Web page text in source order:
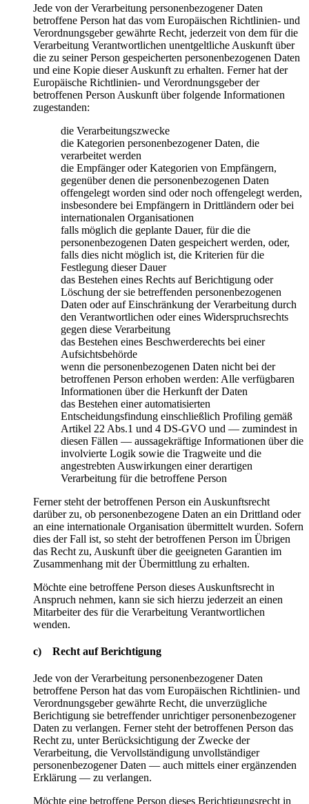
Jede von der Verarbeitung personenbezogener Daten
betroffene Person hat das vom Europäischen Richtlinien- und
Verordnungsgeber gewährte Recht, jederzeit von dem für die
Verarbeitung Verantwortlichen unentgeltliche Auskunft über
die zu seiner Person gespeicherten personenbezogenen Daten
und eine Kopie dieser Auskunft zu erhalten. Ferner hat der
Europäische Richtlinien- und Verordnungsgeber der
betroffenen Person Auskunft über folgende Informationen
zugestanden:
die Verarbeitungszwecke
die Kategorien personenbezogener Daten, die
verarbeitet werden
die Empfänger oder Kategorien von Empfängern,
gegenüber denen die personenbezogenen Daten
offengelegt worden sind oder noch offengelegt werden,
insbesondere bei Empfängern in Drittländern oder bei
internationalen Organisationen
falls möglich die geplante Dauer, für die die
personenbezogenen Daten gespeichert werden, oder,
falls dies nicht möglich ist, die Kriterien für die
Festlegung dieser Dauer
das Bestehen eines Rechts auf Berichtigung oder
Löschung der sie betreffenden personenbezogenen
Daten oder auf Einschränkung der Verarbeitung durch
den Verantwortlichen oder eines Widerspruchsrechts
gegen diese Verarbeitung
das Bestehen eines Beschwerderechts bei einer
Aufsichtsbehörde
wenn die personenbezogenen Daten nicht bei der
betroffenen Person erhoben werden: Alle verfügbaren
Informationen über die Herkunft der Daten
das Bestehen einer automatisierten
Entscheidungsfindung einschließlich Profiling gemäß
Artikel 22 Abs.1 und 4 DS-GVO und — zumindest in
diesen Fällen — aussagekräftige Informationen über die
involvierte Logik sowie die Tragweite und die
angestrebten Auswirkungen einer derartigen
Verarbeitung für die betroffene Person
Ferner steht der betroffenen Person ein Auskunftsrecht
darüber zu, ob personenbezogene Daten an ein Drittland oder
an eine internationale Organisation übermittelt wurden. Sofern
dies der Fall ist, so steht der betroffenen Person im Übrigen
das Recht zu, Auskunft über die geeigneten Garantien im
Zusammenhang mit der Übermittlung zu erhalten.
Möchte eine betroffene Person dieses Auskunftsrecht in
Anspruch nehmen, kann sie sich hierzu jederzeit an einen
Mitarbeiter des für die Verarbeitung Verantwortlichen
wenden.
c) Recht auf Berichtigung
Jede von der Verarbeitung personenbezogener Daten
betroffene Person hat das vom Europäischen Richtlinien- und
Verordnungsgeber gewährte Recht, die unverzügliche
Berichtigung sie betreffender unrichtiger personenbezogener
Daten zu verlangen. Ferner steht der betroffenen Person das
Recht zu, unter Berücksichtigung der Zwecke der
Verarbeitung, die Vervollständigung unvollständiger
personenbezogener Daten — auch mittels einer ergänzenden
Erklärung — zu verlangen.
Möchte eine betroffene Person dieses Berichtigungsrecht in